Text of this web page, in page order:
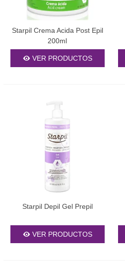
Starpil Crema Acida Post Epil
200ml
VER PRODUCTOS
Starpil Depil Gel Prepil
VER PRODUCTOS